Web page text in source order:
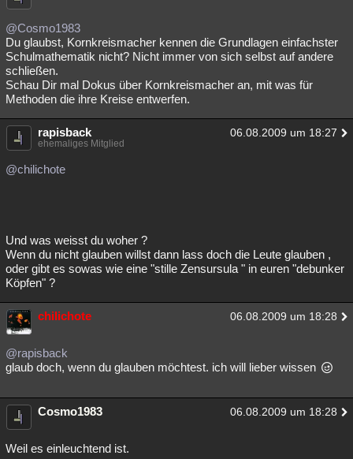
@Cosmo1983
Du glaubst, Kornkreismacher kennen die Grundlagen einfachster
Schulmathematik nicht? Nicht immer von sich selbst auf andere
schließen.
Schau Dir mal Dokus über Kornkreismacher an, mit was für
Methoden die ihre Kreise entwerfen.
rapisback 06.08.2009 um 18:27
ehemaliges Mitglied
@chilichote
Und was weisst du woher ?
Wenn du nicht glauben willst dann lass doch die Leute glauben ,
oder gibt es sowas wie eine "stille Zensursula " in euren "debunker
Köpfen" ?
chilichote 06.08.2009 um 18:28
@rapisback
glaub doch, wenn du glauben möchtest. ich will lieber wissen
Cosmo1983 06.08.2009 um 18:28
Weil es einleuchtend ist.